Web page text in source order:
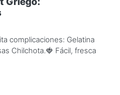
complicaciones: Gelatina
Chilchota.🍓 Fácil, fresca